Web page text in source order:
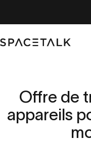
Parler de l'espace
Offre de
appareils